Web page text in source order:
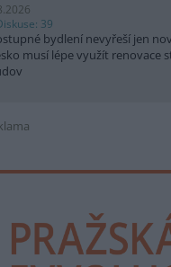
39
bydlení nevyřeší jen
musí lépe využít renovace